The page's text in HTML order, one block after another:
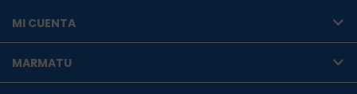
MI CUENTA
MARMATU